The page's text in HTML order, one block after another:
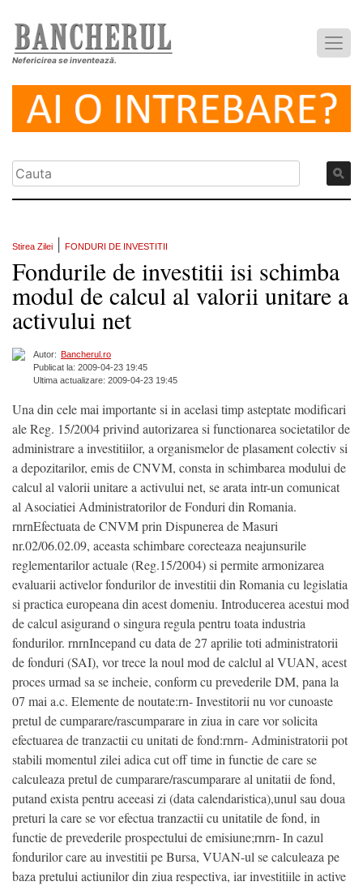
Nefericirea se inventează.
Stirea Zilei FONDURI DE INVESTITII
Fondurile de investitii isi schimba
modul de calcul al valorii unitare a
activului net
Autor: Bancherul.ro
Publicat la: 2009-04-23 19:45
Ultima actualizare: 2009-04-23 19:45
Una din cele mai importante si in acelasi timp asteptate modificari
ale Reg. 15/2004 privind autorizarea si functionarea societatilor de
administrare a investitiilor, a organismelor de plasament colectiv si
a depozitarilor, emis de CNVM, consta in schimbarea modului de
calcul al valorii unitare a activului net, se arata intr-un comunicat
al Asociatiei Administratorilor de Fonduri din Romania.
rnrnEfectuata de CNVM prin Dispunerea de Masuri
nr.02/06.02.09, aceasta schimbare corecteaza neajunsurile
reglementarilor actuale (Reg.15/2004) si permite armonizarea
evaluarii activelor fondurilor de investitii din Romania cu legislatia
si practica europeana din acest domeniu. Introducerea acestui mod
de calcul asigurand o singura regula pentru toata industria
fondurilor. rnrnIncepand cu data de 27 aprilie toti administratorii
de fonduri (SAI), vor trece la noul mod de calclul al VUAN, acest
proces urmad sa se incheie, conform cu prevederile DM, pana la
07 mai a.c. Elemente de noutate:rn- Investitorii nu vor cunoaste
pretul de cumparare/rascumparare in ziua in care vor solicita
efectuarea de tranzactii cu unitati de fond:rnrn- Administratorii pot
stabili momentul zilei adica cut off time in functie de care se
calculeaza pretul de cumparare/rascumparare al unitatii de fond,
putand exista pentru aceeasi zi (data calendaristica),unul sau doua
preturi la care se vor efectua tranzactii cu unitatile de fond, in
functie de prevederile prospectului de emisiune;rnrn- In cazul
fondurilor care au investitii pe Bursa, VUAN-ul se calculeaza pe
baza pretului actiunilor din ziua respectiva, iar investitiile in active